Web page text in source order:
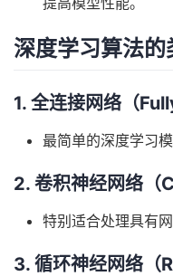
深度学习算法的
1. 全连接网络（
最简单的深度学习
2. 卷积神经网络（
特别适合处理具有
3. 循环神经网络（